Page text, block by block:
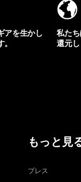
アを生かし
私た
還元し
もっと見
プレス